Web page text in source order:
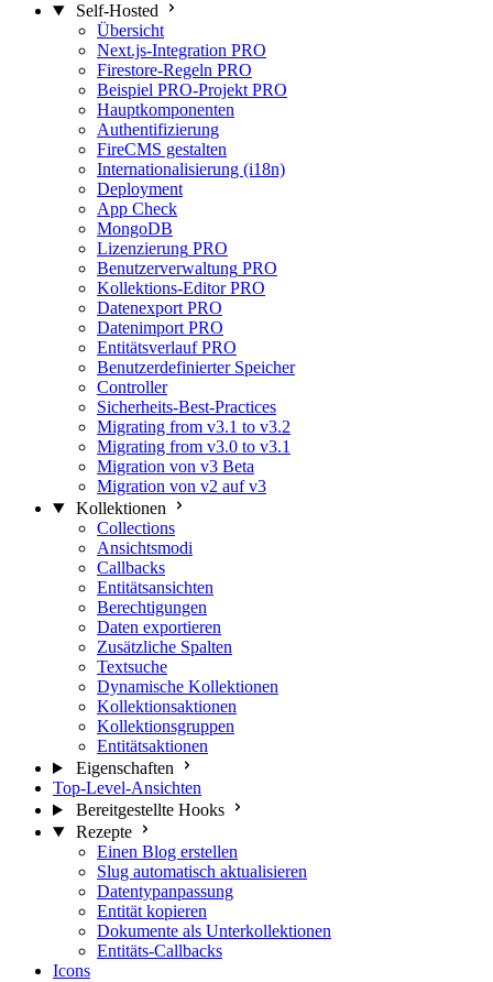
Self-Hosted
Übersicht
Next.js-Integration PRO
Firestore-Regeln PRO
Beispiel PRO-Projekt PRO
Hauptkomponenten
Authentifizierung
FireCMS gestalten
Internationalisierung (i18n)
Deployment
App Check
MongoDB
Lizenzierung PRO
Benutzerverwaltung PRO
Kollektions-Editor PRO
Datenexport PRO
Datenimport PRO
Entitätsverlauf PRO
Benutzerdefinierter Speicher
Controller
Sicherheits-Best-Practices
Migrating from v3.1 to v3.2
Migrating from v3.0 to v3.1
Migration von v3 Beta
Migration von v2 auf v3
Kollektionen
Collections
Ansichtsmodi
Callbacks
Entitätsansichten
Berechtigungen
Daten exportieren
Zusätzliche Spalten
Textsuche
Dynamische Kollektionen
Kollektionsaktionen
Kollektionsgruppen
Entitätsaktionen
Eigenschaften
Top-Level-Ansichten
Bereitgestellte Hooks
Rezepte
Einen Blog erstellen
Slug automatisch aktualisieren
Datentypanpassung
Entität kopieren
Dokumente als Unterkollektionen
Entitäts-Callbacks
Icons